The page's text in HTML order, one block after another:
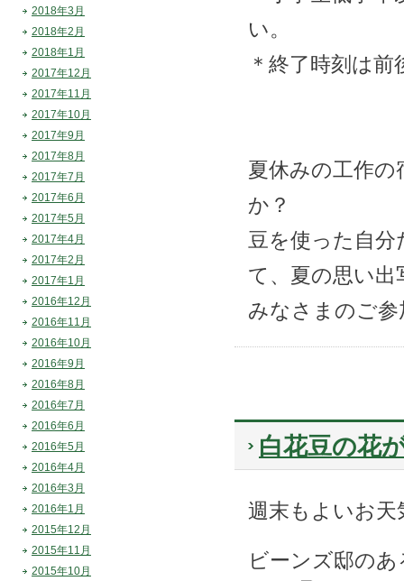
い。
＊終了時刻は
夏休みの工作
か？
豆を使った自
て、夏の思い
みなさまのご
白花豆の花
週末もよいお
ビーンズ邸の
2018年3月
2018年2月
2018年1月
2017年12月
2017年11月
2017年10月
2017年9月
2017年8月
2017年7月
2017年6月
2017年5月
2017年4月
2017年2月
2017年1月
2016年12月
2016年11月
2016年10月
2016年9月
2016年8月
2016年7月
2016年6月
2016年5月
2016年4月
2016年3月
2016年1月
2015年12月
2015年11月
2015年10月